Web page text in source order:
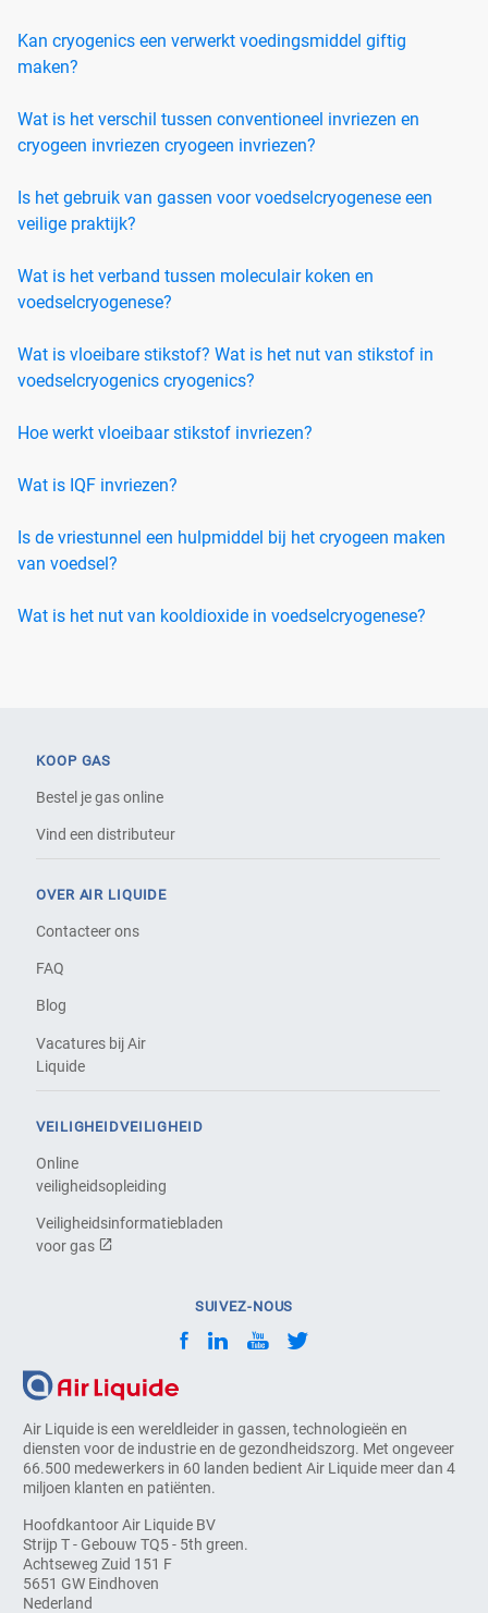
Kan cryogenics een verwerkt voedingsmiddel giftig
maken?
Wat is het verschil tussen conventioneel invriezen en
cryogeen invriezen cryogeen invriezen?
Is het gebruik van gassen voor voedselcryogenese een
veilige praktijk?
Wat is het verband tussen moleculair koken en
voedselcryogenese?
Wat is vloeibare stikstof? Wat is het nut van stikstof in
voedselcryogenics cryogenics?
Hoe werkt vloeibaar stikstof invriezen?
Wat is IQF invriezen?
Is de vriestunnel een hulpmiddel bij het cryogeen maken
van voedsel?
Wat is het nut van kooldioxide in voedselcryogenese?
Air Liquide is een wereldleider in gassen, technologieën en
diensten voor de industrie en de gezondheidszorg. Met ongeveer
66.500 medewerkers in 60 landen bedient Air Liquide meer dan 4
miljoen klanten en patiënten.
Hoofdkantoor Air Liquide BV
Strijp T - Gebouw TQ5 - 5th green.
Achtseweg Zuid 151 F
5651 GW Eindhoven
Nederland
KOOP GAS
Bestel je gas online
Vind een distributeur
OVER AIR LIQUIDE
Contacteer ons
FAQ
Blog
Vacatures bij Air
Liquide
VEILIGHEIDVEILIGHEID
Online
veiligheidsopleiding
Veiligheidsinformatiebladen
voor gas
SUIVEZ-NOUS